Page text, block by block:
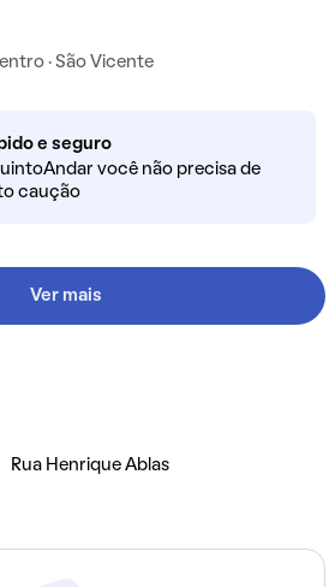
· São Vicente
e seguro
você não precisa de
caução
Ver mais
Rua Henrique Ablas